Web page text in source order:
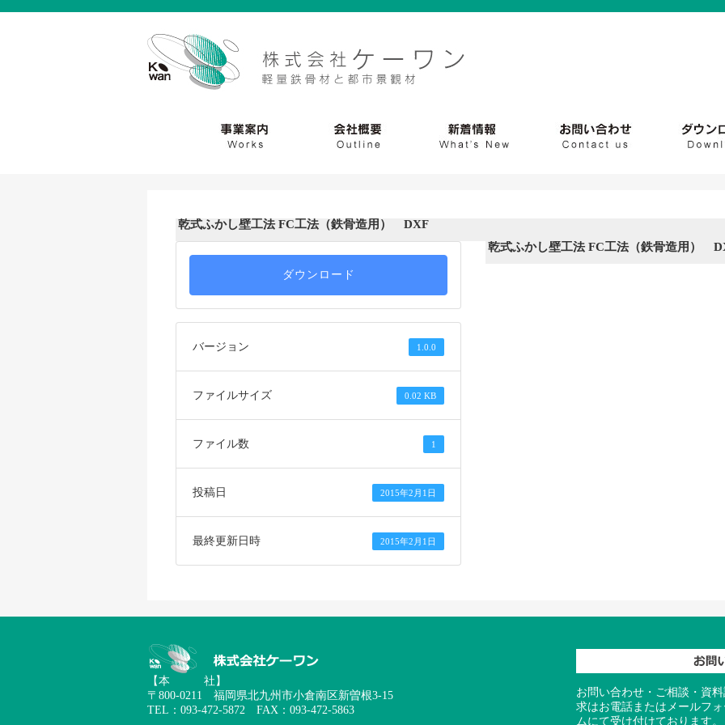
乾式ふかし壁工法 FC工法（鉄骨造用） DXF
ダウンロード
バージョン 1.0.0
ファイルサイズ 0.02 KB
ファイル数 1
投稿日 2015年2月1日
最終更新日時 2015年2月1日
乾式ふかし壁工法 FC工法（鉄骨造用）
【本 社】
〒800-0211 福岡県北九州市小倉南区新曽根3-15
TEL：093-472-5872 FAX：093-472-5863
お問い合わせ・ご相談・資
求はお電話またはメールフ
ムにて受け付けております。